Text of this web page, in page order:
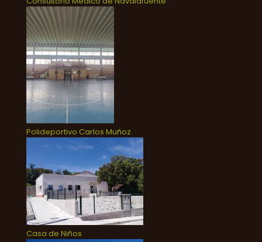
Polideportivo Carlos Muñoz
Casa de Niños